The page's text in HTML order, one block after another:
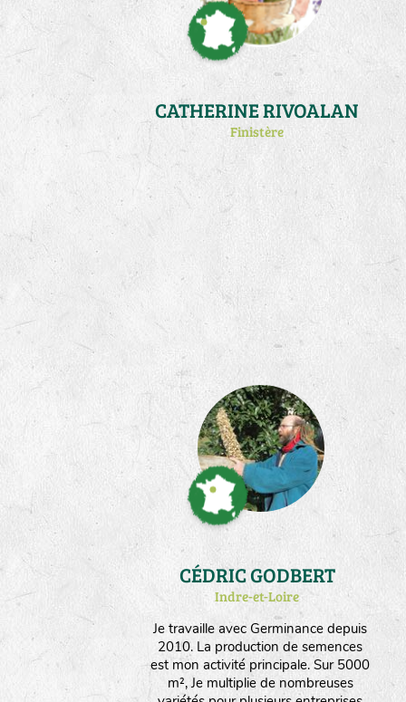
CATHERINE RIVOALAN
Finistère
Je travaille avec Germinance depuis
2010. La production de semences
est mon activité principale. Sur 5000
m², Je multiplie de nombreuses
CÉDRIC GODBERT
Indre-et-Loire